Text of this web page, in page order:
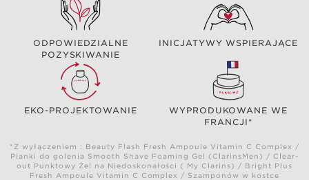
ODPOWIEDZIALNE
POZYSKIWANIE
INICJATYWY WSPIERAJĄCE
EKO-PROJEKTOWANIE
WYPRODUKOWANE WE
FRANCJI*
*Z wyłączeniem : Beauty Flash Fresh Ampoule Vitamin C Complex /
Pianki do golenia Smooth Shave Foaming Gel (ClarinsMen) / Clear-
out Punktowy Żel na Niedoskonałości ( My Clarins) / Bright Plus
Fresh Ampoule Vitamin C Complex / Szamponów w kostce